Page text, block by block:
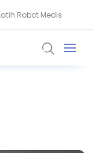
AI Raksasa